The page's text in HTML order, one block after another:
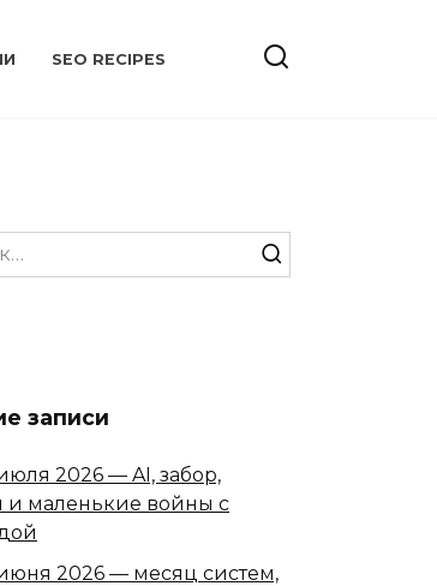
SEO RECIPES
записи
2026 — AI, забор,
и маленькие войны с
2026 — месяц систем,